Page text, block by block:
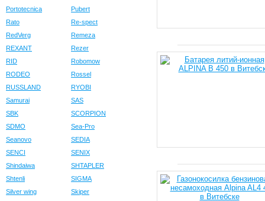
Portotecnica
Pubert
Rato
Re-spect
RedVerg
Remeza
REXANT
Rezer
RID
Robomow
RODEO
Rossel
RUSSLAND
RYOBI
Samurai
SAS
SBK
SCORPION
SDMO
Sea-Pro
Seanovo
SEDIA
SENCI
SENIX
Shindaiwa
SHTAPLER
Shtenli
SIGMA
Silver wing
Skiper